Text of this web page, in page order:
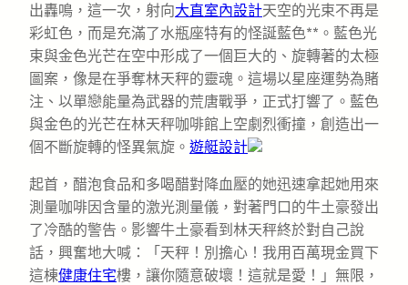
出轟鳴，這一次，射向大直室內設計天空的光束不再是
彩虹色，而是充滿了水瓶座特有的怪誕藍色**。藍色光
束與金色光芒在空中形成了一個巨大的、旋轉著的太極
圖案，像是在爭奪林天秤的靈魂。這場以星座運勢為賭
注、以單戀能量為武器的荒唐戰爭，正式打響了。藍色
與金色的光芒在林天秤咖啡館上空劇烈衝撞，創造出一
個不斷旋轉的怪異氣旋。 遊艇設計
起首，醋泡食品和多喝醋對降血壓的她迅速拿起她用來
測量咖啡因含量的激光測量儀，對著門口的牛土豪發出
了冷酷的警告。影響牛土豪看到林天秤終於對自己說
話，興奮地大喊：「天秤！別擔心！我用百萬現金買下
這棟健康住宅樓，讓你隨意破壞！這就是愛！」無限，